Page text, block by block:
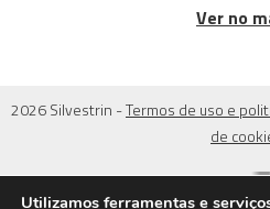
Ver no
2026 Silvestrin -Termos de uso e
de
Utilizamos ferramentas e